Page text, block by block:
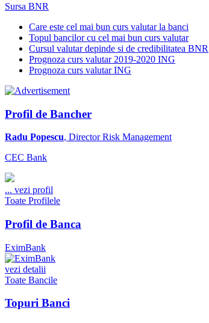
Sursa BNR
Care este cel mai bun curs valutar la banci
Topul bancilor cu cel mai bun curs valutar
Cursul valutar depinde si de credibilitatea BNR
Prognoza curs valutar 2019-2020 ING
Prognoza curs valutar ING
Profil de Bancher
Radu Popescu, Director Risk Management
CEC Bank
... vezi profil
Toate Profilele
Profil de Banca
EximBank
vezi detalii
Toate Bancile
Topuri Banci